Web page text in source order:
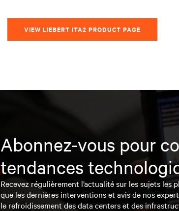
VIEW LIEBERT ITA2 PRODUCT PAGE
Abonnez-vous pour
tendances
Recevez régulièrement l’actualité sur les sujets les
que les dernières interventions et avis de nos
le refroidissement des data centers et des